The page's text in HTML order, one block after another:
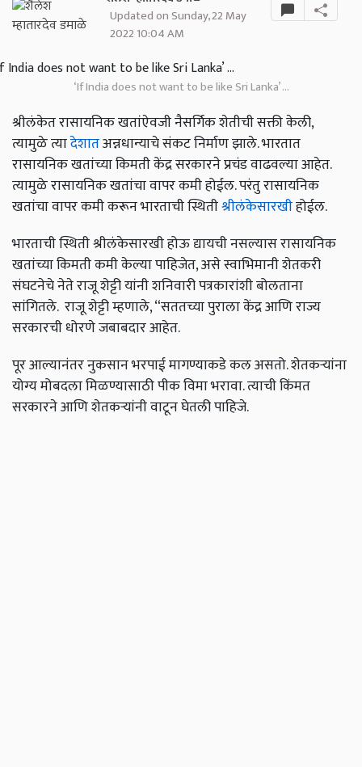
Updated on Sunday, 22 May
2022 10:04 AM
‘If India does not want to be like Sri Lanka’ ...
श्रीलंकेत रासायनिक खतांऐवजी नैसर्गिक शेतीची सक्ती केली,
त्यामुळे त्यादेशातअन्नधान्याचे संकट निर्माण झाले. भारतात
रासायनिक खतांच्या किमती केंद्र सरकारने प्रचंड वाढवल्या आहेत.
त्यामुळे रासायनिक खतांचा वापर कमी होईल. परंतु रासायनिक
खतांचा वापर कमी करून भारताची स्थितीश्रीलंकेसारखीहोईल.
भारताची स्थिती श्रीलंकेसारखी होऊ द्यायची नसल्यास रासायनिक
खतांच्या किमती कमी केल्या पाहिजेत, असे स्वाभिमानी शेतकरी
संघटनेचे नेते राजू शेट्टी यांनी शनिवारी पत्रकारांशी बोलताना
सांगितले. राजू शेट्टी म्हणाले, “सततच्या पुराला केंद्र आणि राज्य
सरकारची धोरणे जबाबदार आहेत.
पूर आल्यानंतर नुकसान भरपाई मागण्याकडे कल असतो. शेतकऱ्यांना
योग्य मोबदला मिळण्यासाठी पीक विमा भरावा. त्याची किंमत
सरकारने आणि शेतकऱ्यांनी वाटून घेतली पाहिजे.